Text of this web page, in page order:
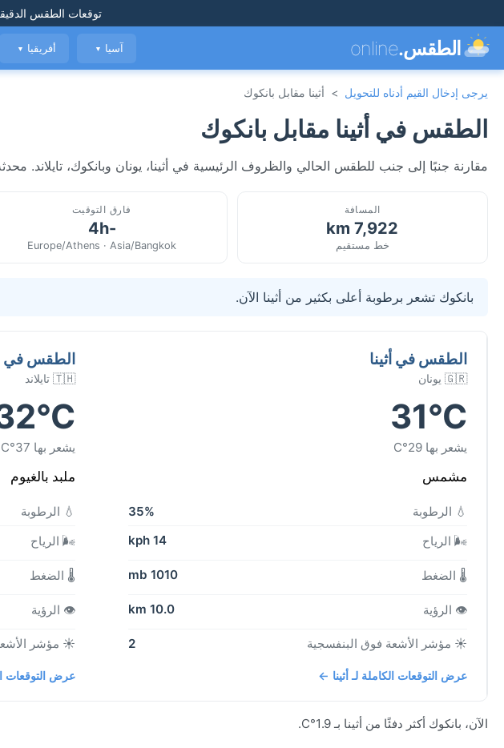
توقعات الطقس
الطقس.online آسيا ▼ أفريقيا ▼
يرجى إدخال القيم أدناه للتحويل > أثينا مقابل بانكوك
الطقس في أثينا مقابل بانكوك
مقارنة جنبًا إلى جنب للطقس الحالي والظروف الرئيسية في أثينا، يونان وبانكوك، تايلاند.
المسافة
7,922 km
خط مستقيم
فارق التوقيت
-4h
Europe/Athens · Asia/Bangkok
بانكوك تشعر برطوبة أعلى بكثير من أثينا الآن.
الطقس في أثينا
🇬🇷 يونان
31°C
يشعر بها 29°C
مشمس
💧 الرطوبة
35%
🌬️ الرياح
14 kph
🌡️ الضغط 1010 mb
👁️ الرؤية 10.0 km
☀️ مؤشر الأشعة فوق البنفسجية 2
عرض التوقعات الكاملة لـ أثينا ←
الطقس في
🇹🇭 تايلاند
يشعر بها 37°C
ملبد بالغيوم
💧 الرطوبة
🌬️ الرياح
🌡️ الضغط
👁️ الرؤية
☀️ مؤشر
عرض التوقعات
الآن، بانكوك أكثر دفئًا من أثينا بـ 1.9°C.